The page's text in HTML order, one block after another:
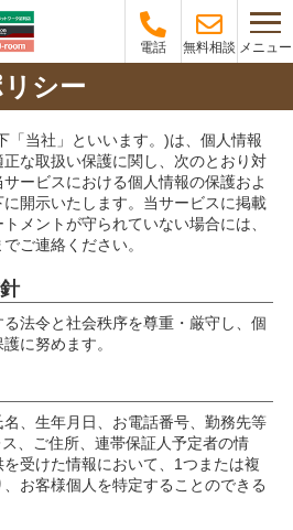
電話 無料相談 メニュー
シー
「当社」といいます。)は、個人情報
な取扱い保護に関し、次のとおり対
ービスにおける個人情報の保護およ
開示いたします。当サービスに掲載
メントが守られていない場合には、
ご連絡ください。
法令と社会秩序を尊重・厳守し、個
に努めます。
、生年月日、お電話番号、勤務先等
、ご住所、連帯保証人予定者の情
受けた情報において、1つまたは複
お客様個人を特定することのできる